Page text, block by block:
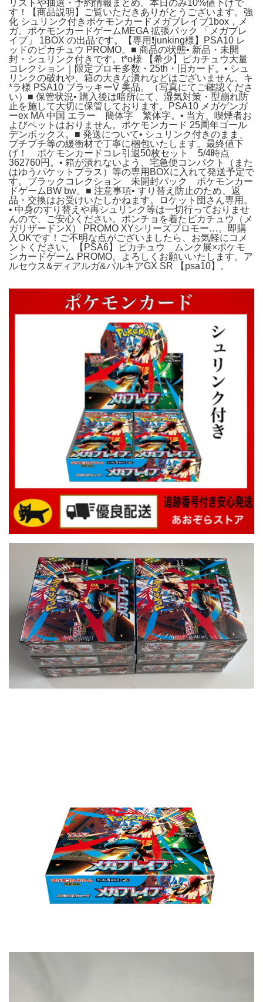
リストや抽選・予約情報まとめ。本日のみ10%値下げで
す！【商品説明】ご覧いただきありがとうございます。強
化 シュリンク付きポケモンカードメガブレイブ1box，メ
ガ。ポケモンカードゲームMEGA 拡張パック 「メガブレ
イブ」 1BOX の出品です。【専用❗️junking様】PSA10 レ
ッドのピカチュウ PROMO。■ 商品の状態• 新品・未開
封・シュリンク付きです。t*o様 【希少】ピカチュウ大量
コレクション｜限定プロモ多数・25th・旧カード。• シュ
リンクの破れや、箱の大きな潰れなどはございません。キ
*ラ様 PSA10 ブラッキーV 美品。（写真にてご確認くださ
い）■ 保管状況• 購入後は暗所にて、湿気対策・型崩れ防
止を施して大切に保管しております。PSA10 メガゲンガ
ーex MA 中国 エラー 簡体字 繁体字。• 当方、喫煙者お
よびペットはおりません。ポケモンカード 25周年ゴール
デンボックス。■ 発送について• シュリンク付きのまま、
プチプチ等の緩衝材で丁寧に梱包いたします。最終値下
げ！ ポケモンカードコレ引退50枚セット 5/4時点
362760円。• 箱が潰れないよう、宅急便コンパクト（また
はゆうパケットプラス）等の専用BOXに入れて発送予定で
す。ブラックコレクション 未開封パック ポケモンカー
ドゲームBW bw。■ 注意事項• すり替え防止のため、返
品・交換はお受けいたしかねます。ロケット団さん専用。
• 中身のすり替えや再シュリンク等は一切行っておりませ
んので、ご安心ください。ポンチョを着たピカチュウ（メ
ガリザードンX） PROMO XYシリーズプロモー…。即購
入OKです！ご不明な点がございましたら、お気軽にコメ
ントください。【PSA6】ピカチュウ ムンク展×ポケモ
ンカードゲーム PROMO。よろしくお願いいたします。ア
ルセウス&ディアルガ&パルキアGX SR 【psa10】。